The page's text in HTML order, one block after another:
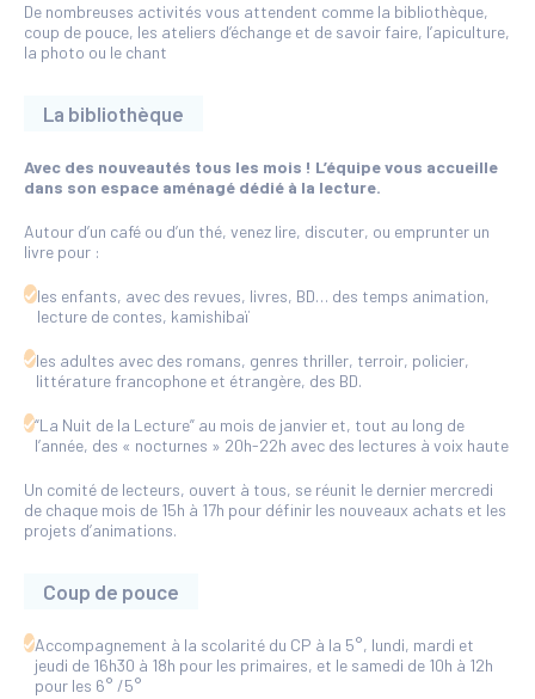
De nombreuses activités vous attendent comme la bibliothèque,
coup de pouce, les ateliers d’échange et de savoir faire, l’apiculture,
la photo ou le chant
La bibliothèque
Avec des nouveautés tous les mois ! L’équipe vous accueille
dans son espace aménagé dédié à la lecture.
Autour d’un café ou d’un thé, venez lire, discuter, ou emprunter un
livre pour :
les enfants, avec des revues, livres, BD… des temps animation,
lecture de contes, kamishibaï
les adultes avec des romans, genres thriller, terroir, policier,
littérature francophone et étrangère, des BD.
“La Nuit de la Lecture” au mois de janvier et, tout au long de
l’année, des « nocturnes » 20h-22h avec des lectures à voix haute
Un comité de lecteurs, ouvert à tous, se réunit le dernier mercredi
de chaque mois de 15h à 17h pour définir les nouveaux achats et les
projets d’animations.
Coup de pouce
Accompagnement à la scolarité du CP à la 5°, lundi, mardi et
jeudi de 16h30 à 18h pour les primaires, et le samedi de 10h à 12h
pour les 6° /5°